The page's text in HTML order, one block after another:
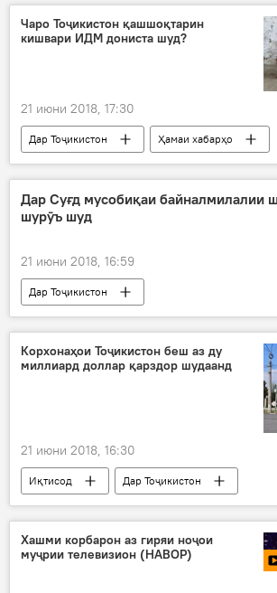
Дар Тоҷикистон
Чаро Тоҷикистон қашшоқтарин
кишвари ИДМ дониста шуд?
21 июни 2018, 17:30
Дар Тоҷикистон
Ҳамаи хабарҳо
Қазоқистон
Қирғизистон
камбизоат
сатҳи камбизоатӣ
Дар Русия
Дар Суғд мусобиқаи байналмилалии
шурӯъ шуд
21 июни 2018, 16:59
Дар Тоҷикистон
Навигариҳои варзиши Тоҷикистон
Ҳамаи хабарҳо
ҳавзаҳо
ИДМ
Корхонаҳои Тоҷикистон беш аз ду
миллиард доллар қарздор шудаанд
21 июни 2018, 16:30
Иқтисод
Дар Тоҷикистон
Ҳамаи хабарҳо
Душанбе
Хашми корбарон аз гиряи ноҷои
муҷрии телевизион (НАВОР)